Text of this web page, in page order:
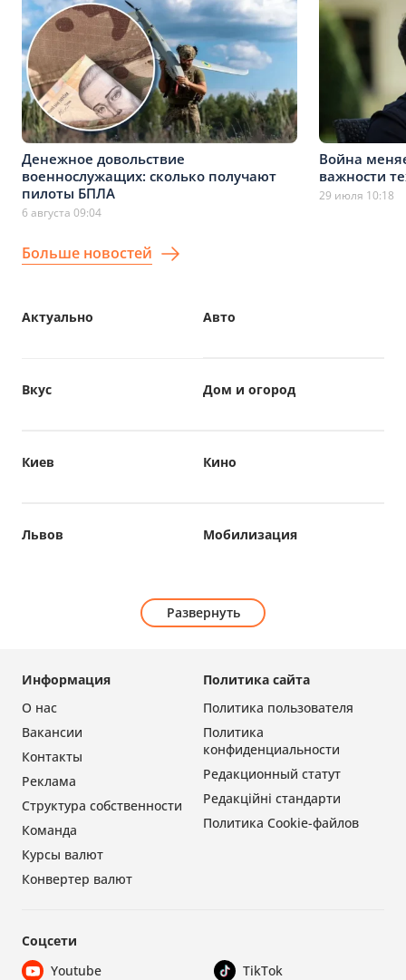
Денежное довольствие
военнослужащих: сколько получают
пилоты БПЛА
6 августа 09:04
Война
важности
29 июля 10:18
Больше новостей
Авто
Актуально
Вкус Дом и огород
Киев Кино
Львов Мобилизация
Развернуть
Политика сайта
Политика пользователя
Политика
конфиденциальности
Редакционный статут
Редакційні стандарти
Политика Cookie-файлов
Информация
О нас
Вакансии
Контакты
Реклама
Структура собственности
Команда
Курсы валют
Конвертер валют
Соцсети
Youtube
TikTok